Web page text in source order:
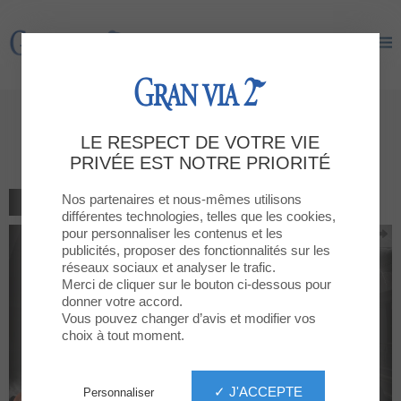
Gran Via 2
GRAN VIA 2!
RETOUR À LA LISTE
LE RESPECT DE VOTRE VIE
PRIVÉE EST NOTRE PRIORITÉ
Nos partenaires et nous-mêmes utilisons
différentes technologies, telles que les cookies,
pour personnaliser les contenus et les
publicités, proposer des fonctionnalités sur les
réseaux sociaux et analyser le trafic.
Merci de cliquer sur le bouton ci-dessous pour
donner votre accord.
Vous pouvez changer d’avis et modifier vos
choix à tout moment.
✓ J'ACCEPTE
Personnaliser